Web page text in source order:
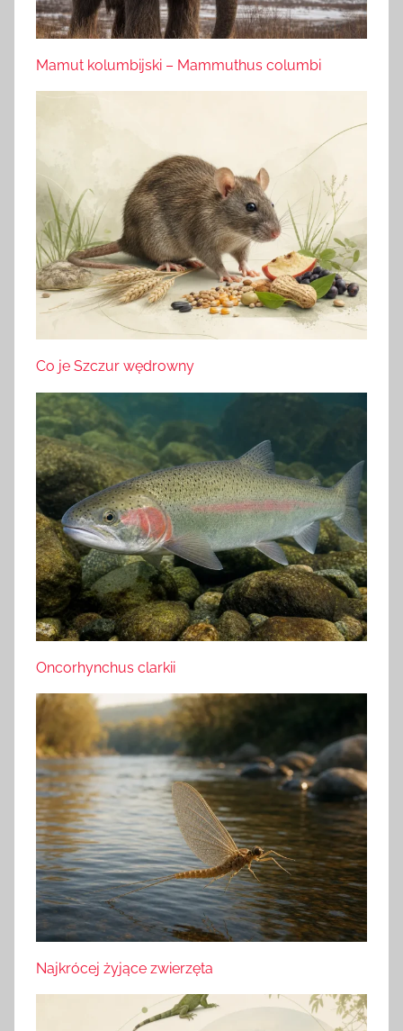
Mamut kolumbijski – Mammuthus columbi
Co je Szczur wędrowny
Oncorhynchus clarkii
Najkrócej żyjące zwierzęta